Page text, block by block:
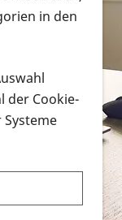
zum
in den
der Cookie-